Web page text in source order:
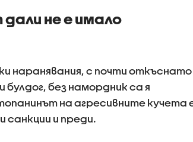
не е имало
наранявания, с почти откъснато
без намордник са я
на агресивните кучета
санкции и преди.